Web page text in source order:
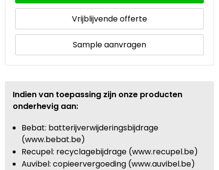
Vrijblijvende offerte
Sample aanvragen
Indien van toepassing zijn onze producten
onderhevig aan:
Bebat: batterijverwijderingsbijdrage
(www.bebat.be)
Recupel: recyclagebijdrage (www.recupel.be)
Auvibel: copieervergoeding (www.auvibel.be)